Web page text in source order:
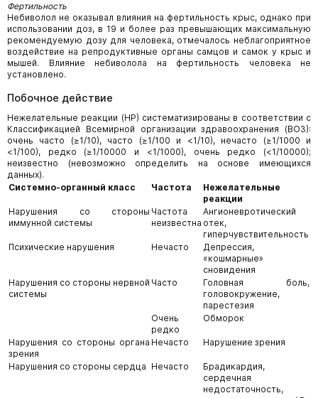
Фертильность
Небиволол не оказывал влияния на фертильность крыс, однако при
использовании доз, в 19 и более раз превышающих максимальную
рекомендуемую дозу для человека, отмечалось неблагоприятное
воздействие на репродуктивные органы самцов и самок у крыс и
мышей. Влияние небиволола на фертильность человека не
установлено.
Побочное действие
Нежелательные реакции (НР) систематизированы в соответствии с
Классификацией Всемирной организации здравоохранения (ВОЗ):
очень часто (≥1/10), часто (≥1/100 и <1/10), нечасто (≥1/1000 и
<1/100), редко (≥1/10000 и <1/1000), очень редко (<1/10000);
неизвестно (невозможно определить на основе имеющихся
данных).
Системно-органный класс
Частота
Нежелательные
реакции
Нарушения со стороны
иммунной системы
Частота
неизвестна
Ангионевротический
отек,
гиперчувствительность
Психические нарушения
Нечасто
Депрессия,
«кошмарные»
сновидения
Нарушения со стороны нервной
системы
Часто
Головная боль,
головокружение,
парестезия
Очень
редко
Обморок
Нарушения со стороны органа
зрения
Нечасто Нарушение зрения
Нарушения со стороны сердца Нечасто
Брадикардия,
сердечная
недостаточность,